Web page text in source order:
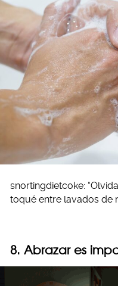
snortingdietcoke:
toqué entre lavados de
8. Abrazar es